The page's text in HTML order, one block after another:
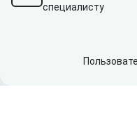
специалисту